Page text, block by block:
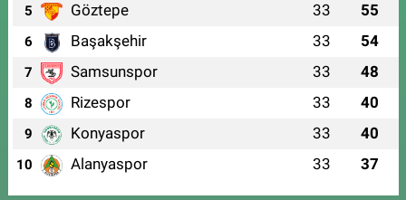
5 Göztepe 33 55
6 Başakşehir 33 54
7 Samsunspor 33 48
8 Rizespor 33 40
9 Konyaspor 33 40
10 Alanyaspor 33 37